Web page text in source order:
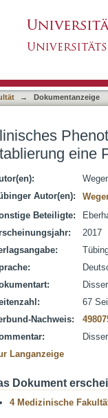
→ Dokumentanzeige
eine
Autor(en):
Beteiligte:
2017
67
Nachweis:
Langanzeige
Dokument
4 Medizinische